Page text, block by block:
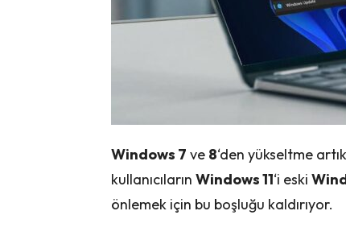
Windows 7 ve 8‘den yükseltme
kullanıcıların Windows 11‘i eski
önlemek için bu boşluğu kaldırıyor.